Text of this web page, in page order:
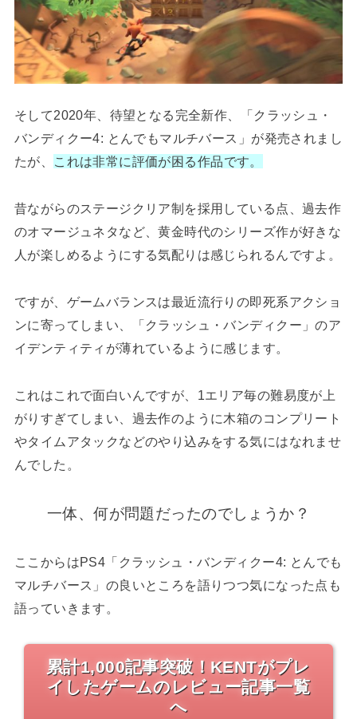
そして2020年、待望となる完全新作、「クラッシュ・
バンディクー4: とんでもマルチバース」が発売されまし
たが、
これは非常に評価が困る作品です。
昔ながらのステージクリア制を採用している点、過去作
のオマージュネタなど、黄金時代のシリーズ作が好きな
人が楽しめるようにする気配りは感じられるんですよ。
ですが、ゲームバランスは最近流行りの即死系アクショ
ンに寄ってしまい、「クラッシュ・バンディクー」のア
イデンティティが薄れているように感じます。
これはこれで面白いんですが、1エリア毎の難易度が上
がりすぎてしまい、過去作のように木箱のコンプリート
やタイムアタックなどのやり込みをする気にはなれませ
んでした。
一体、何が問題だったのでしょうか？
ここからはPS4「クラッシュ・バンディクー4: とんでも
マルチバース」の良いところを語りつつ気になった点も
語っていきます。
累計1,000記事突破！KENTがプレ
イしたゲームのレビュー記事一覧
へ